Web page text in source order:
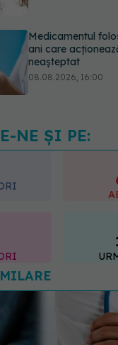
08.08.2026, 16:00
Transpirații
care poate
NE ȘI PE: